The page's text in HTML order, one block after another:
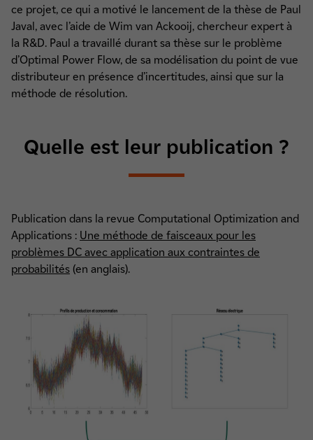
ce projet, ce qui a motivé le lancement de la thèse de Paul
Javal, avec l’aide de Wim van Ackooij, chercheur expert à
la R&D. Paul a travaillé durant sa thèse sur le problème
d’Optimal Power Flow, de sa modélisation du point de vue
distributeur en présence d’incertitudes, ainsi que sur la
méthode de résolution.
Quelle est leur publication ?
Publication dans la revue Computational Optimization and
Applications : Une méthode de faisceaux pour les
problèmes DC avec application aux contraintes de
probabilités (en anglais).